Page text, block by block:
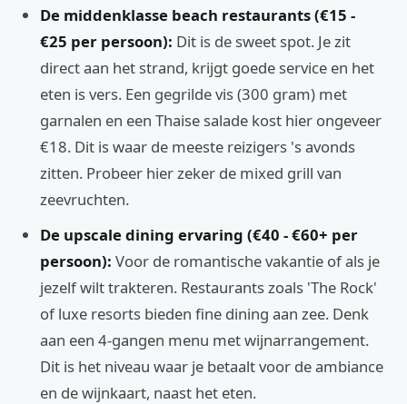
De middenklasse beach restaurants (€15 -
€25 per persoon): Dit is de sweet spot. Je zit
direct aan het strand, krijgt goede service en het
eten is vers. Een gegrilde vis (300 gram) met
garnalen en een Thaise salade kost hier ongeveer
€18. Dit is waar de meeste reizigers 's avonds
zitten. Probeer hier zeker de mixed grill van
zeevruchten.
De upscale dining ervaring (€40 - €60+ per
persoon): Voor de romantische vakantie of als je
jezelf wilt trakteren. Restaurants zoals 'The Rock'
of luxe resorts bieden fine dining aan zee. Denk
aan een 4-gangen menu met wijnarrangement.
Dit is het niveau waar je betaalt voor de ambiance
en de wijnkaart, naast het eten.